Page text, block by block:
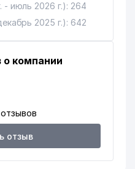
- июль 2026 г.): 264
2025 г.): 642
о компании
отзыв